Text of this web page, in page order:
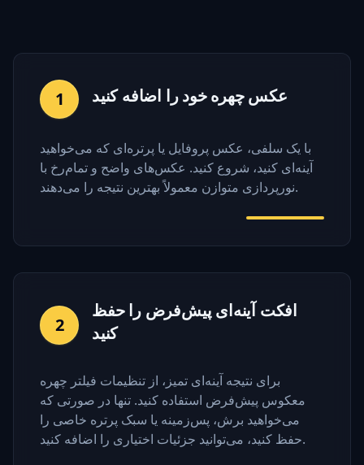
1 عکس چهره خود را اضافه کنید
با یک سلفی، عکس پروفایل یا پرتره‌ای که می‌خواهید
آینه‌ای کنید، شروع کنید. عکس‌های واضح و تمام‌رخ با
نورپردازی متوازن معمولاً بهترین نتیجه را می‌دهند.
2
افکت آینه‌ای پیش‌فرض را حفظ
کنید
برای نتیجه آینه‌ای تمیز، از تنظیمات فیلتر چهره
معکوس پیش‌فرض استفاده کنید. تنها در صورتی که
می‌خواهید برش، پس‌زمینه یا سبک پرتره خاصی را
حفظ کنید، می‌توانید جزئیات اختیاری را اضافه کنید.